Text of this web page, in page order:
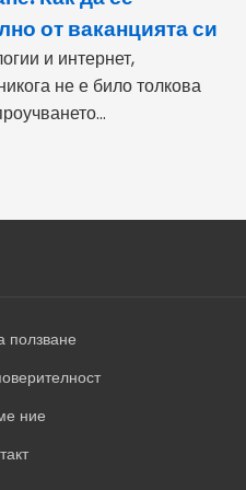
от ваканцията си
и интернет,
не е било толкова
ползване
ние